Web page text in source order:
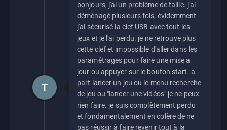
bonjours, j'ai un problème de taille. j'ai
déménagé plusieurs fois, évidemment
j'ai sécurisé la clef USB avec tout les
jeux et je l'ai perdu. je ne retrouve plus
cette clef et impossible d'aller dans les
paramétrages pour faire une mise a
jour ou appuyer sur le bouton start. a
part lancer un jeu ou le menu recherche
de jeu ou "lancer une vidéos" je ne peux
rien faire. je suis complètement perdu
et fondamentalement en colère de ne
pas réussir à faire revenir tout à la
T